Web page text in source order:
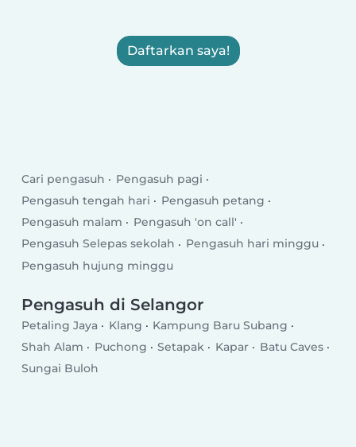
Daftarkan saya!
Cari pengasuh
Pengasuh pagi
Pengasuh tengah hari
Pengasuh petang
Pengasuh malam
Pengasuh 'on call'
Pengasuh Selepas sekolah
Pengasuh hari minggu
Pengasuh hujung minggu
Pengasuh di Selangor
Petaling Jaya Klang
Kampung Baru Subang
Shah Alam
Puchong Setapak Kapar
Batu Caves
Sungai Buloh